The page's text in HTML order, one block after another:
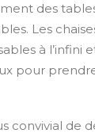
des
Les
à
pour
convivial